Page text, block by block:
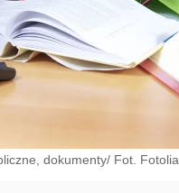
dokumenty/ Fot. Fotolia